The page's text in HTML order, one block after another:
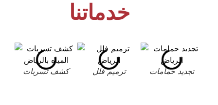
خدماتنا
كشف تسربات ترميم فلل تجديد حمامات